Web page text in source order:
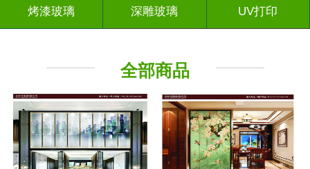
烤漆玻璃 深雕玻璃 UV打印
全部商品